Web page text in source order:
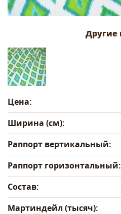
Цена:
Ширина (см):
Раппорт вертикальный:
Раппорт горизонтальный:
Состав:
Мартиндейл (тысяч):